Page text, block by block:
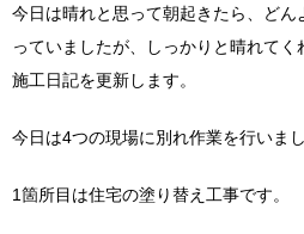
今日は晴れと思って朝起きたら、ど
っていましたが、しっかりと晴れて
施工日記を更新します。
今日は4つの現場に別れ作業を行いまし
1箇所目は住宅の塗り替え工事です。